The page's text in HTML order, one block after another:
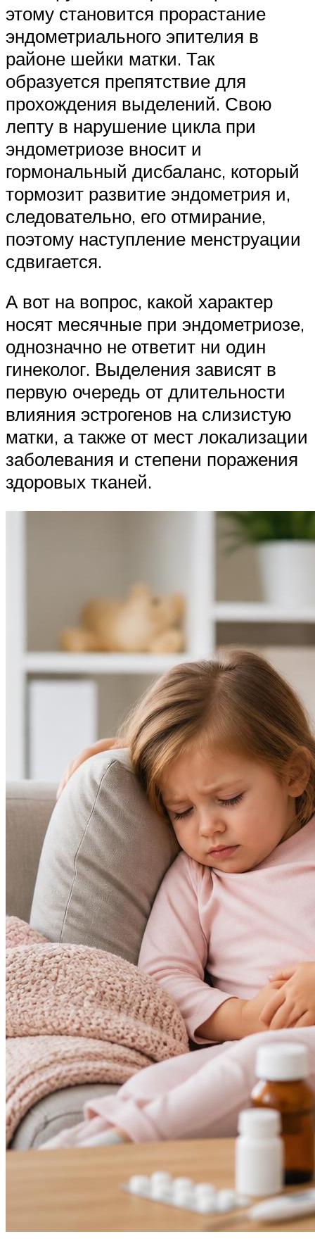
этому становится прорастание
эндометриального эпителия в
районе шейки матки. Так
образуется препятствие для
прохождения выделений. Свою
лепту в нарушение цикла при
эндометриозе вносит и
гормональный дисбаланс, который
тормозит развитие эндометрия и,
следовательно, его отмирание,
поэтому наступление менструации
сдвигается.
А вот на вопрос, какой характер
носят месячные при эндометриозе,
однозначно не ответит ни один
гинеколог. Выделения зависят в
первую очередь от длительности
влияния эстрогенов на слизистую
матки, а также от мест локализации
заболевания и степени поражения
здоровых тканей.